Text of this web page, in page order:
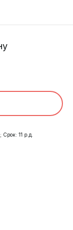
11 р.д.